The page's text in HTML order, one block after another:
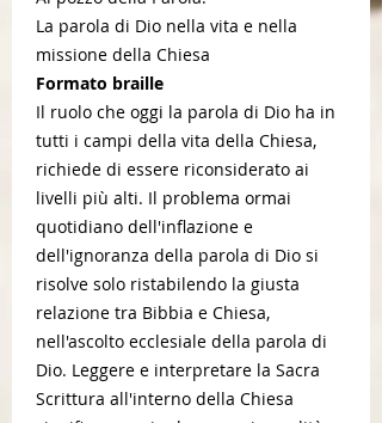
La parola di Dio nella vita e nella
missione della Chiesa
Formato braille
Il ruolo che oggi la parola di Dio ha in
tutti i campi della vita della Chiesa,
richiede di essere riconsiderato ai
livelli più alti. Il problema ormai
quotidiano dell'inflazione e
dell'ignoranza della parola di Dio si
risolve solo ristabilendo la giusta
relazione tra Bibbia e Chiesa,
nell'ascolto ecclesiale della parola di
Dio. Leggere e interpretare la Sacra
Scrittura all'interno della Chiesa